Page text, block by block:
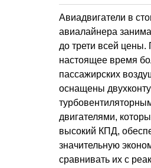
Авиадвигатели в
авиалайнера
до трети всей цены.
настоящее время
пассажирских
оснащены
двигателями,
высокий КПД,
значительную
сравнивать их с